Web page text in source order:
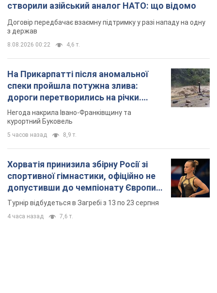
створили азійський аналог НАТО: що відомо
Договір передбачає взаємну підтримку у разі нападу на одну
з держав
8.08.2026 00:22 4,6 т.
На Прикарпатті після аномальної
спеки пройшла потужна злива:
дороги перетворились на річки.
Відео
Негода накрила Івано-Франківщину та
курортний Буковель
5 часов назад 8,9 т.
Хорватія принизила збірну Росії зі
спортивної гімнастики, офіційно не
допустивши до чемпіонату Європи
основних спортсменів
Турнір відбудеться в Загребі з 13 по 23 серпня
4 часа назад 7,6 т.